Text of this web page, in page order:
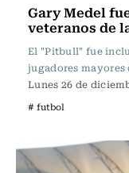
Gary Medel
veteranos de
El "Pitbull" fue
jugadores mayores
Lunes 26 de
# futbol